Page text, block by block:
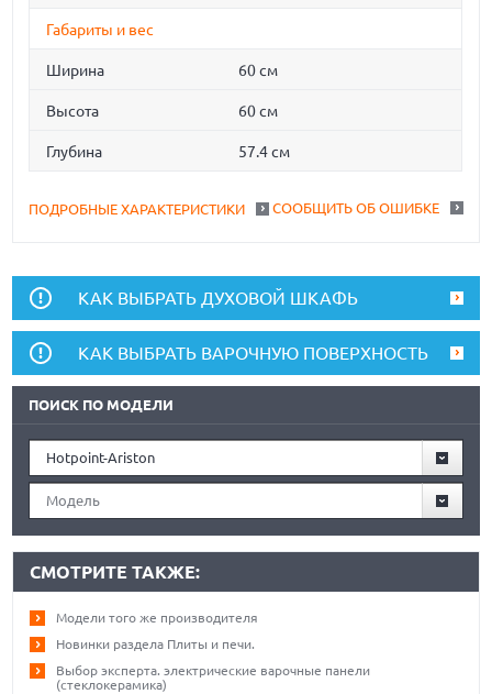
Габариты и вес
Ширина 60 см
Высота 60 см
Глубина 57.4 см
СООБЩИТЬ ОБ ОШИБКЕ
ПОДРОБНЫЕ ХАРАКТЕРИСТИКИ
КАК ВЫБРАТЬ ДУХОВОЙ ШКАФЬ
КАК ВЫБРАТЬ ВАРОЧНУЮ ПОВЕРХНОСТЬ
ПОИСК ПО МОДЕЛИ
Hotpoint-Ariston
Модель
СМОТРИТЕ ТАКЖЕ:
Модели того же производителя
Новинки раздела Плиты и печи.
Выбор эксперта. электрические варочные панели
(стеклокерамика)